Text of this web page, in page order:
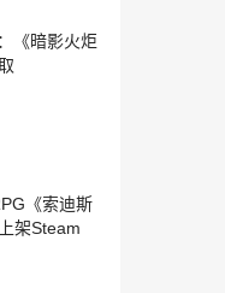
70多万球
页面
扩展至更
《暗影火炬
《索迪斯
架Steam